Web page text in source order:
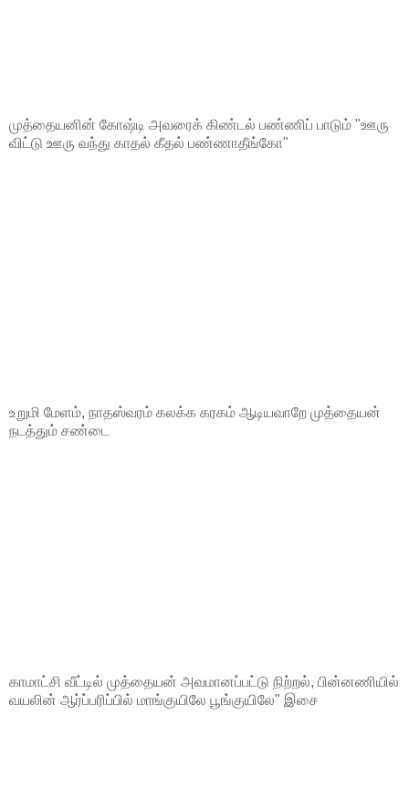
முத்தையனின் கோஷ்டி அவரைக் கிண்டல் பண்ணிப் பாடும் "ஊரு
விட்டு ஊரு வந்து காதல் கீதல் பண்ணாதீங்கோ"
உறுமி மேளம், நாதஸ்வரம் கலக்க கரகம் ஆடியவாறே முத்தையன்
நடத்தும் சண்டை
காமாட்சி வீட்டில் முத்தையன் அவமானப்பட்டு நிற்றல், பின்னணியில்
வயலின் ஆர்ப்பரிப்பில் மாங்குயிலே பூங்குயிலே" இசை